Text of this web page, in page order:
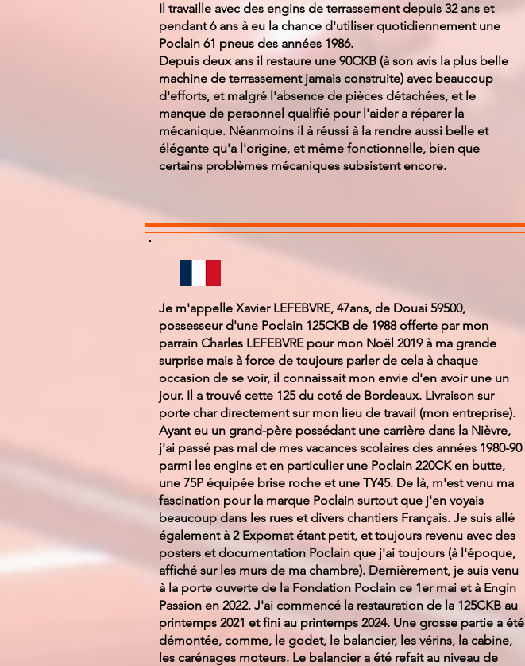
Il travaille avec des engins de terrassement depuis 32 ans et
pendant 6 ans à eu la chance d'utiliser quotidiennement une
Poclain 61 pneus des années 1986.
Depuis deux ans il restaure une 90CKB (à son avis la plus belle
machine de terrassement jamais construite) avec beaucoup
d'efforts, et malgré l'absence de pièces détachées, et le
manque de personnel qualifié pour l'aider a réparer la
mécanique. Néanmoins il à réussi à la rendre aussi belle et
élégante qu'a l'origine, et même fonctionnelle, bien que
certains problèmes mécaniques subsistent encore.
Je m'appelle Xavier LEFEBVRE, 47ans, de Douai 59500,
possesseur d'une Poclain 125CKB de 1988 offerte par mon
parrain Charles LEFEBVRE pour mon Noël 2019 à ma grande
surprise mais à force de toujours parler de cela à chaque
occasion de se voir, il connaissait mon envie d'en avoir une un
jour. Il a trouvé cette 125 du coté de Bordeaux. Livraison sur
porte char directement sur mon lieu de travail (mon entreprise).
Ayant eu un grand-père possédant une carrière dans la Nièvre,
j'ai passé pas mal de mes vacances scolaires des années 1980-90
parmi les engins et en particulier une Poclain 220CK en butte,
une 75P équipée brise roche et une TY45. De là, m'est venu ma
fascination pour la marque Poclain surtout que j'en voyais
beaucoup dans les rues et divers chantiers Français. Je suis allé
également à 2 Expomat étant petit, et toujours revenu avec des
posters et documentation Poclain que j'ai toujours (à l'époque,
affiché sur les murs de ma chambre). Dernièrement, je suis venu
à la porte ouverte de la Fondation Poclain ce 1er mai et à Engin
Passion en 2022. J'ai commencé la restauration de la 125CKB au
printemps 2021 et fini au printemps 2024. Une grosse partie a été
démontée, comme, le godet, le balancier, les vérins, la cabine,
les carénages moteurs. Le balancier a été refait au niveau de